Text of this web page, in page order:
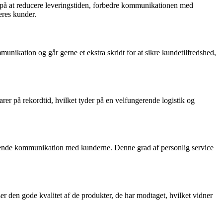
at reducere leveringstiden, forbedre kommunikationen med
kunder.
og går gerne et ekstra skridt for at sikre kundetilfredshed,
på rekordtid, hvilket tyder på en velfungerende logistik og
kommunikation med kunderne. Denne grad af personlig service
den gode kvalitet af de produkter, de har modtaget, hvilket vidner